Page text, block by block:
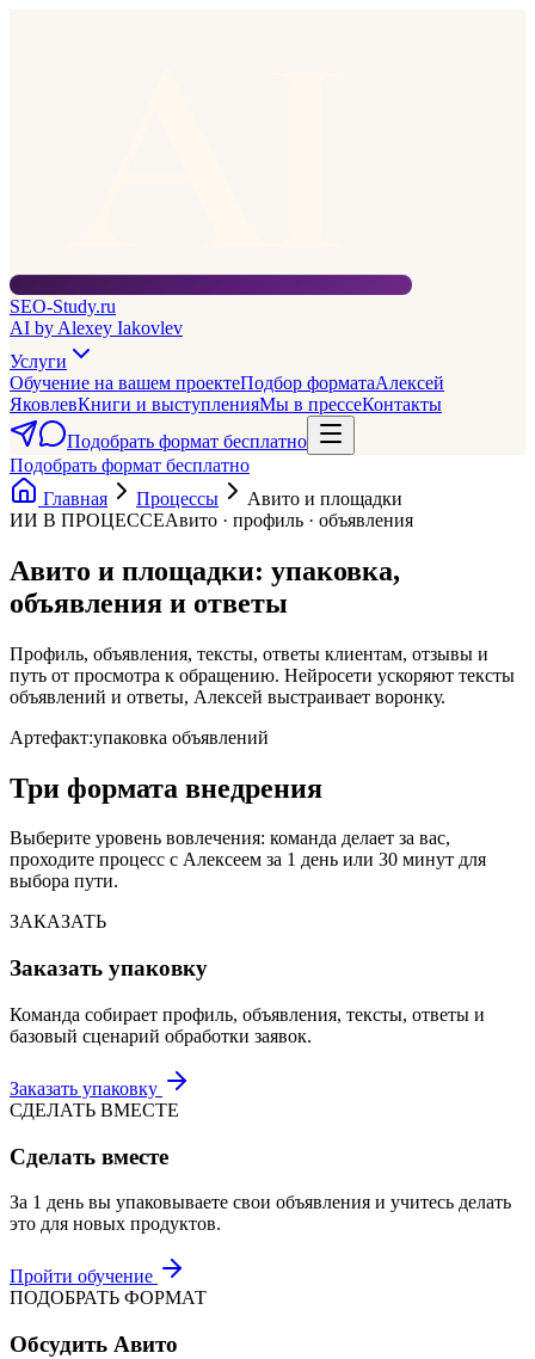
SEO-Study.ru
AI by Alexey Iakovlev
Услуги
Обучение на вашем проектеПодбор форматаАлексей
ЯковлевКниги и выступленияМы в прессеКонтакты
Подобрать формат бесплатно
Подобрать формат бесплатно
Главная
Процессы
Авито и площадки
ИИ В ПРОЦЕССЕАвито · профиль · объявления
Авито и площадки: упаковка,
объявления и ответы
Профиль, объявления, тексты, ответы клиентам, отзывы и
путь от просмотра к обращению. Нейросети ускоряют тексты
объявлений и ответы, Алексей выстраивает воронку.
Артефакт:упаковка объявлений
Три формата внедрения
Выберите уровень вовлечения: команда делает за вас,
проходите процесс с Алексеем за 1 день или 30 минут для
выбора пути.
ЗАКАЗАТЬ
Заказать упаковку
Команда собирает профиль, объявления, тексты, ответы и
базовый сценарий обработки заявок.
Заказать упаковку
СДЕЛАТЬ ВМЕСТЕ
Сделать вместе
За 1 день вы упаковываете свои объявления и учитесь делать
это для новых продуктов.
Пройти обучение
ПОДОБРАТЬ ФОРМАТ
Обсудить Авито